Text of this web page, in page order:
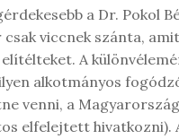
a Dr. Pokol
viccnek szánta,
A
alkotmányos
venni, a
elfelejtett hivatkozni).